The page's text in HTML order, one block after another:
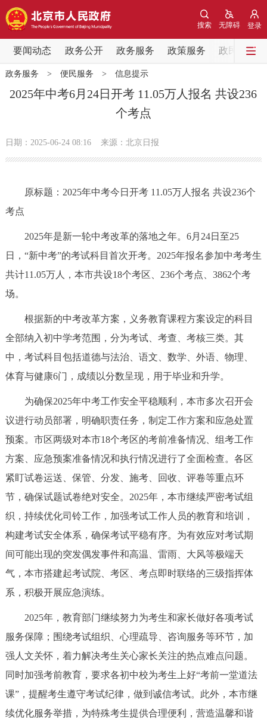
登录
无障碍
搜索
要闻动态 政务公开 政务服务 政策服务 政民互动
要闻动态
党中央精神 国务院信息
会议信息
决策公开
政务服务
个人服务 法人服务 部门服务
便民服务 利企服务 投资项目
中介服务 阳光政务
政民互动
12345网上接诉即办 我要咨询 我要建议
参与调查 在线访谈 图说互动
走进北京
北京概况 十六区概览 人文北京
多语种
한국어
政务服务 > 便民服务 > 信息提示
2025年中考6月24日开考 11.05万人报名 共设236
个考点
日期：2025-06-24 08:16 来源：北京日报
原标题：2025年中考今日开考 11.05万人报名 共设236个
考点
2025年是新一轮中考改革的落地之年。6月24日至25
日，“新中考”的考试科目首次开考。2025年报名参加中考考生
共计11.05万人，本市共设18个考区、236个考点、3862个考
场。
根据新的中考改革方案，义务教育课程方案设定的科目
全部纳入初中学考范围，分为考试、考查、考核三类。其
中，考试科目包括道德与法治、语文、数学、外语、物理、
体育与健康6门，成绩以分数呈现，用于毕业和升学。
为确保2025年中考工作安全平稳顺利，本市多次召开会
议进行动员部署，明确职责任务，制定工作方案和应急处置
预案。市区两级对本市18个考区的考前准备情况、组考工作
方案、应急预案准备情况和执行情况进行了全面检查。各区
紧盯试卷运送、保管、分发、施考、回收、评卷等重点环
节，确保试题试卷绝对安全。2025年，本市继续严密考试组
织，持续优化司铃工作，加强考试工作人员的教育和培训，
构建考试安全体系，确保考试平稳有序。为有效应对考试期
间可能出现的突发偶发事件和高温、雷雨、大风等极端天
气，本市搭建起考试院、考区、考点即时联络的三级指挥体
系，积极开展应急演练。
2025年，教育部门继续努力为考生和家长做好各项考试
服务保障；围绕考试组织、心理疏导、咨询服务等环节，加
强人文关怀，着力解决考生关心家长关注的热点难点问题。
同时加强考前教育，要求各初中校为考生上好“考前一堂道法
课”，提醒考生遵守考试纪律，做到诚信考试。此外，本市继
续优化服务举措，为特殊考生提供合理便利，营造温馨和谐